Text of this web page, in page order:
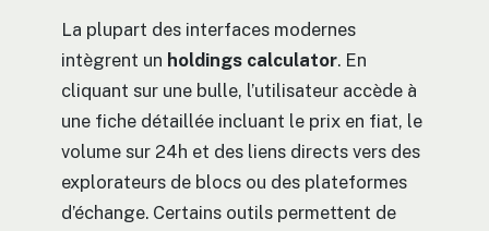
La plupart des interfaces modernes
intègrent un holdings calculator. En
cliquant sur une bulle, l’utilisateur accède à
une fiche détaillée incluant le prix en fiat, le
volume sur 24h et des liens directs vers des
explorateurs de blocs ou des plateformes
d’échange. Certains outils permettent de